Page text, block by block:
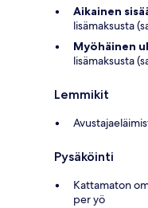
Aikainen
lisämaksusta
Myöhäinen
lisämaksusta
Lemmikit
Pysäköinti
Kattamaton
per yö